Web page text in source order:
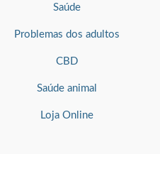
Saúde
Problemas dos adultos
CBD
Saúde animal
Loja Online